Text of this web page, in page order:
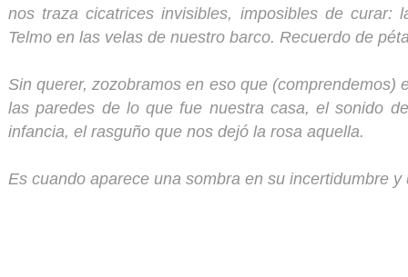
nos traza cicatrices invisibles, imposibles de curar:
Telmo en las velas de nuestro barco. Recuerdo de
Sin querer, zozobramos en eso que
las paredes de lo que fue nuestra casa, el sonido
infancia, el rasguño que nos dejó la rosa aquella.
Es cuando aparece una sombra en su incertidumbre